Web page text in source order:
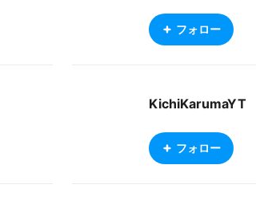
フォロー
KichiKarumaYT
フォロー